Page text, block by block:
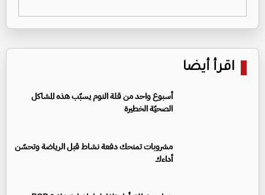
اقرأ أيضا
أسبوع واحد من قلة النوم يسبّب هذه المشاكل
الصحيّة الخطيرة
مشروبات تمنحك دفعة نشاط قبل الرياضة وتحسّن
أداءك